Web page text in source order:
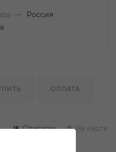
—
Россия
ОПЛАТА
Списком На карте